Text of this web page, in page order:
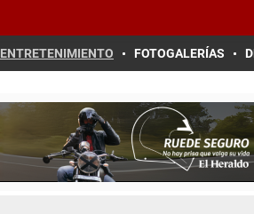
ENTRETENIMIENTO FOTOGALERÍAS